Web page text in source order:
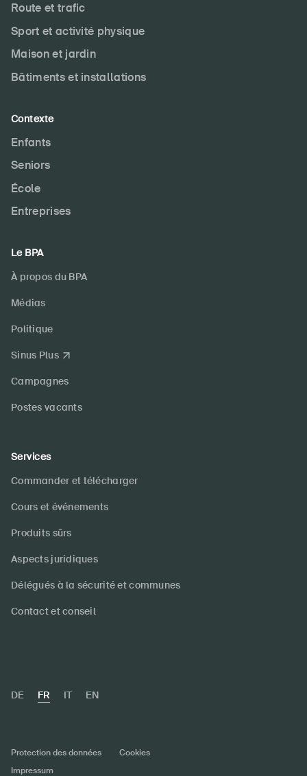
Route et trafic
Sport et activité physique
Maison et jardin
Bâtiments et installations
Contexte
Enfants
Seniors
École
Entreprises
Le BPA
À propos du BPA
Médias
Politique
Sinus Plus
Campagnes
Postes vacants
Services
Commander et télécharger
Cours et événements
Produits sûrs
Aspects juridiques
Délégués à la sécurité et communes
Contact et conseil
DE FR IT EN
Protection des données
Cookies
Impressum